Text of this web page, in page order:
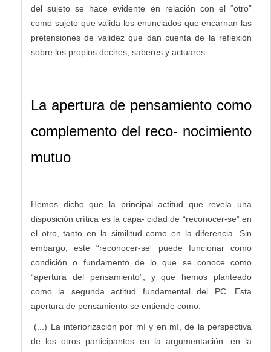
del sujeto se hace evidente en relación con el “otro”
como sujeto que valida los enunciados que encarnan las
pretensiones de validez que dan cuenta de la reflexión
sobre los propios decires, saberes y actuares.
La apertura de pensamiento como
complemento del reco- nocimiento
mutuo
Hemos dicho que la principal actitud que revela una
disposición crítica es la capa- cidad de “reconocer-se” en
el otro, tanto en la similitud como en la diferencia. Sin
embargo, este “reconocer-se” puede funcionar como
condición o fundamento de lo que se conoce como
“apertura del pensamiento”, y que hemos planteado
como la segunda actitud fundamental del PC. Esta
apertura de pensamiento se entiende como:
(...) La interiorización por mí y en mí, de la perspectiva
de los otros participantes en la argumentación: en la